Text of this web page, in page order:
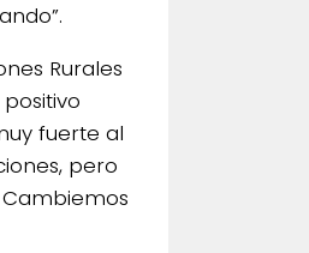
Rurales
fuerte al
pero